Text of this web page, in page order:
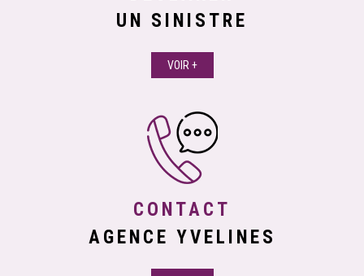
UN SINISTRE
VOIR +
CONTACT
AGENCE YVELINES